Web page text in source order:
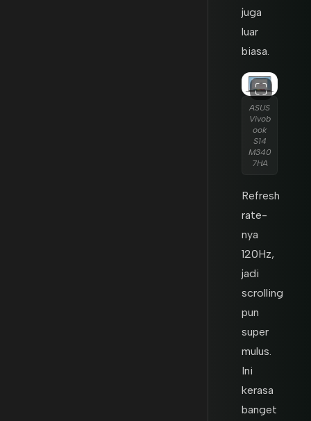
juga
luar
biasa.
ASUS
Vivob
ook
S14
M340
7HA
Refresh
rate-
nya
120Hz,
jadi
scrolling
pun
super
mulus.
Ini
kerasa
banget